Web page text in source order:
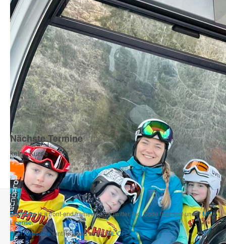
Nächste Termine
keine Kurse
Bootstrapis a front-end framework of Twitter, Inc. Code licensed underMIT
License.
Font Awesomefont licensed underSIL OFL 1.1.